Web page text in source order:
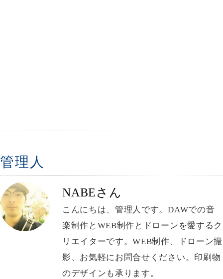
管理人
NABEさん
こんにちは、管理人です。DAWでの音
楽制作とWEB制作とドローンを愛するク
リエイターです。WEB制作、ドローン撮
影、お気軽にお問合せください。印刷物
のデザインも承ります。